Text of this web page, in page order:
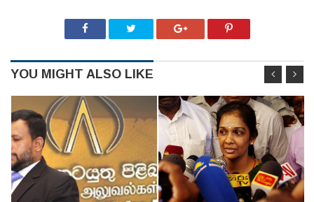
YOU MIGHT ALSO LIKE